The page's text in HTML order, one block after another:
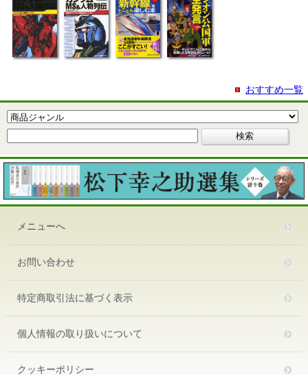
おすすめ一覧
メニューへ
お問い合わせ
特定商取引法に基づく表示
個人情報の取り扱いについて
クッキーポリシー